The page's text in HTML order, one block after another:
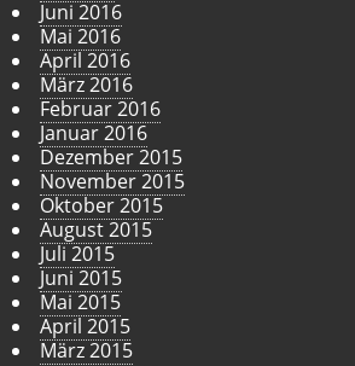
Juni 2016
Mai 2016
April 2016
März 2016
Februar 2016
Januar 2016
Dezember 2015
November 2015
Oktober 2015
August 2015
Juli 2015
Juni 2015
Mai 2015
April 2015
März 2015